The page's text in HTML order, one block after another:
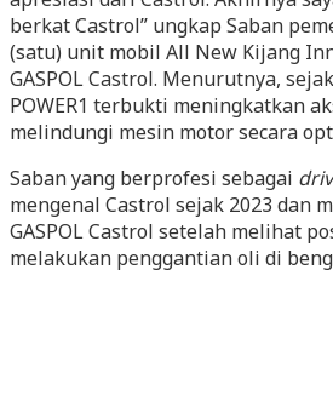
berkat Castrol” ungkap Saban
(satu) unit mobil All New Kijang
GASPOL Castrol. Menurutnya,
POWER1 terbukti meningkatkan
melindungi mesin motor secara
Saban yang berprofesi sebagai
mengenal Castrol sejak 2023 dan
GASPOL Castrol setelah melihat
melakukan penggantian oli di